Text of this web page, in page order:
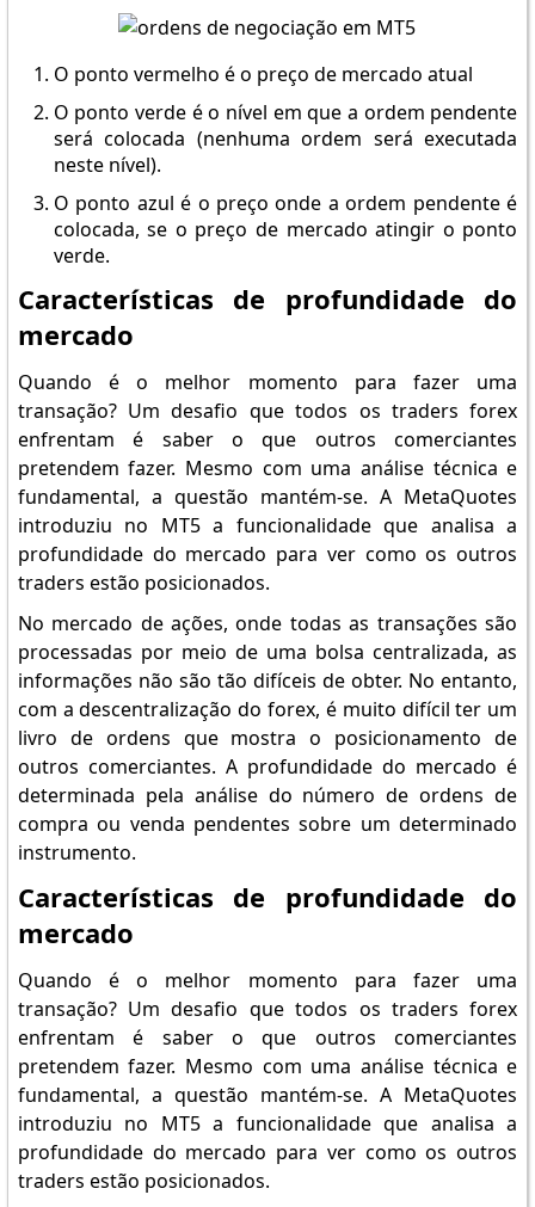
O ponto vermelho é o preço de mercado atual
O ponto verde é o nível em que a ordem pendente
será colocada (nenhuma ordem será executada
neste nível).
O ponto azul é o preço onde a ordem pendente é
colocada, se o preço de mercado atingir o ponto
verde.
Características de profundidade do
mercado
Quando é o melhor momento para fazer uma
transação? Um desafio que todos os traders forex
enfrentam é saber o que outros comerciantes
pretendem fazer. Mesmo com uma análise técnica e
fundamental, a questão mantém-se. A MetaQuotes
introduziu no MT5 a funcionalidade que analisa a
profundidade do mercado para ver como os outros
traders estão posicionados.
No mercado de ações, onde todas as transações são
processadas por meio de uma bolsa centralizada, as
informações não são tão difíceis de obter. No entanto,
com a descentralização do forex, é muito difícil ter um
livro de ordens que mostra o posicionamento de
outros comerciantes. A profundidade do mercado é
determinada pela análise do número de ordens de
compra ou venda pendentes sobre um determinado
instrumento.
Características de profundidade do
mercado
Quando é o melhor momento para fazer uma
transação? Um desafio que todos os traders forex
enfrentam é saber o que outros comerciantes
pretendem fazer. Mesmo com uma análise técnica e
fundamental, a questão mantém-se. A MetaQuotes
introduziu no MT5 a funcionalidade que analisa a
profundidade do mercado para ver como os outros
traders estão posicionados.